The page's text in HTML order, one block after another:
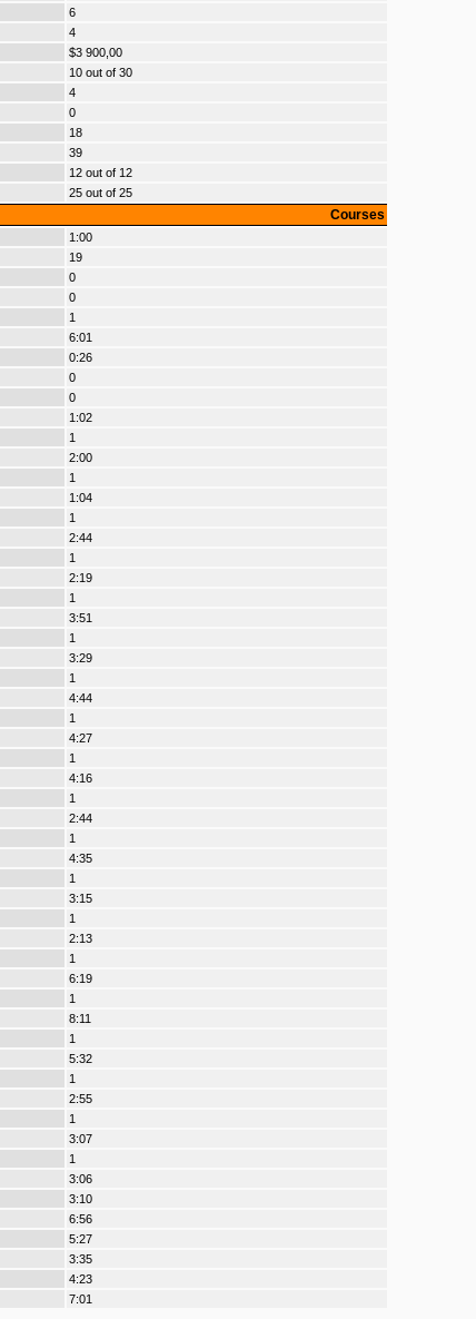
6
4
$3 900,00
10 out of 30
4
0
18
39
12 out of 12
25 out of 25
Courses
1:00
19
0
0
1
6:01
0:26
0
0
1:02
1
2:00
1
1:04
1
2:44
1
2:19
1
3:51
1
3:29
1
4:44
1
4:27
1
4:16
1
2:44
1
4:35
1
3:15
1
2:13
1
6:19
1
8:11
1
5:32
1
2:55
1
3:07
1
3:06
3:10
6:56
5:27
3:35
4:23
7:01